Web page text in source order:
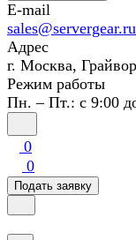
E-mail
sales@servergear.ru
Адрес
г. Москва,
Режим работы
Пн. – Пт.: с 9:00
0
0
Подать заявку